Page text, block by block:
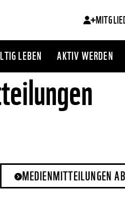
LEBEN AKTIV WERDEN
MEDIENMITTEILUNGEN